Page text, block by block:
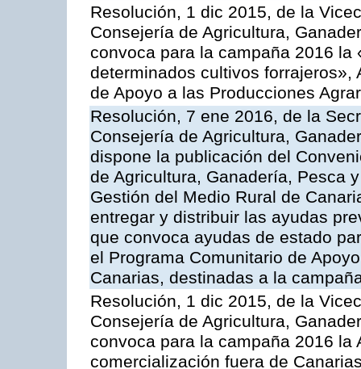
Resolución, 1 dic 2015, de la
Consejería de Agricultura,
convoca para la campaña 2016 la
determinados cultivos forrajeros»,
de Apoyo a las Producciones
Resolución, 7 ene 2016, de la
Consejería de Agricultura,
dispone la publicación del
de Agricultura, Ganadería, Pesca
Gestión del Medio Rural de
entregar y distribuir las ayudas
que convoca ayudas de estado
el Programa Comunitario de
Canarias, destinadas a la
Resolución, 1 dic 2015, de la
Consejería de Agricultura,
convoca para la campaña 2016 la
comercialización fuera de